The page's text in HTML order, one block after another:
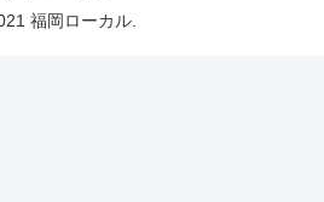
福岡ローカル.